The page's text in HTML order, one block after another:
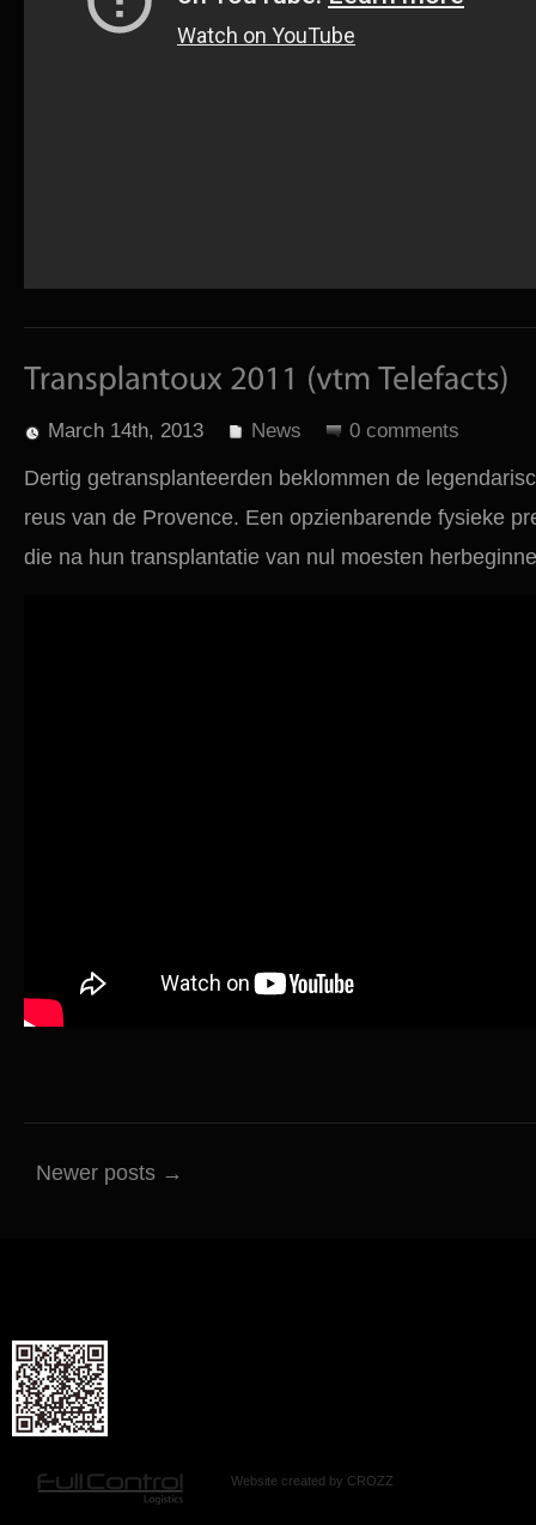
March 14th, 2013 News 0 comments
Dertig getransplanteerden beklommen de
reus van de Provence. Een opzienbarende fysieke
die na hun transplantatie van nul moesten
Newer posts →
Website created by CROZZ